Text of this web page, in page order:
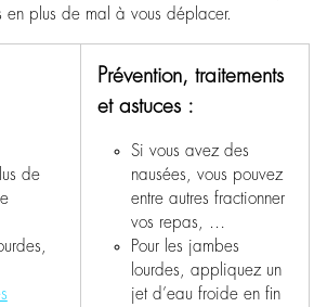
en plus de mal à vous déplacer.
de
Prévention, traitements
et astuces :
Si vous avez des
nausées, vous pouvez
entre autres fractionner
vos repas, …
Pour les jambes
lourdes, appliquez un
jet d’eau froide en fin